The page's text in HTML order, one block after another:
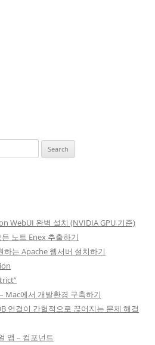
WebUI 완벽 설치 (NVIDIA GPU 기준)
노트 Enex 추출하기
하는 Apache 웹서버 설치하기
Mac에서 개발환경 구축하기
연결이 간헐적으로 끊어지는 문제 해결
앱 – 컴포넌트